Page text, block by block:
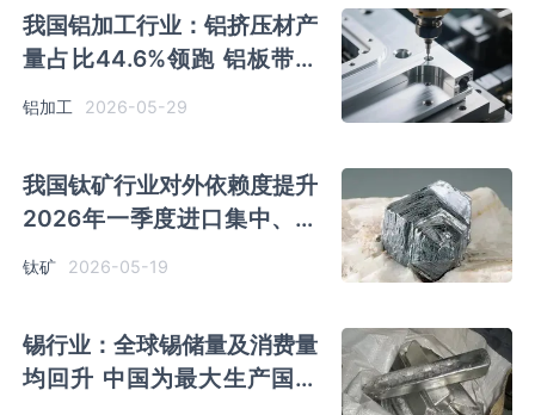
我国铝加工行业：铝挤压材产
量占比44.6%领跑 铝板带材
产量连续三年增长
铝加工 2026-05-29
我国钛矿行业对外依赖度提升
2026年一季度进口集中、出
口收缩
钛矿 2026-05-19
锡行业：全球锡储量及消费量
均回升 中国为最大生产国及